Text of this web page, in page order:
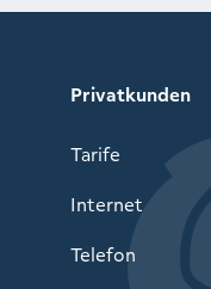
Privatkunden
Tarife
Internet
Telefon